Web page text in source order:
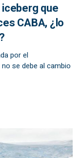
que
CABA, ¿lo
por el
se debe al cambio